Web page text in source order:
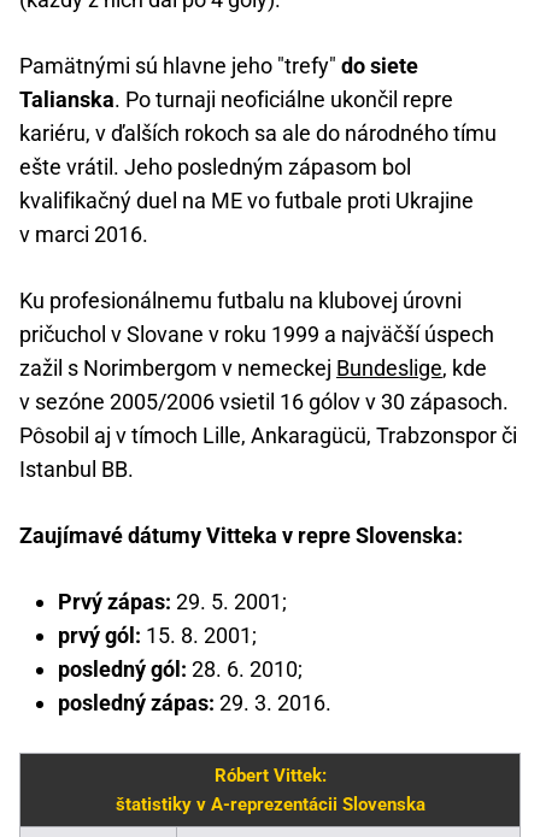
Pamätnými sú hlavne jeho "trefy" do siete
Talianska. Po turnaji neoficiálne ukončil repre
kariéru, v ďalších rokoch sa ale do národného tímu
ešte vrátil. Jeho posledným zápasom bol
kvalifikačný duel na ME vo futbale proti Ukrajine
v marci 2016.
Ku profesionálnemu futbalu na klubovej úrovni
pričuchol v Slovane v roku 1999 a najväčší úspech
zažil s Norimbergom v nemeckej Bundeslige, kde
v sezóne 2005/2006 vsietil 16 gólov v 30 zápasoch.
Pôsobil aj v tímoch Lille, Ankaragücü, Trabzonspor či
Istanbul BB.
Zaujímavé dátumy Vitteka v repre Slovenska:
Prvý zápas: 29. 5. 2001;
prvý gól: 15. 8. 2001;
posledný gól: 28. 6. 2010;
posledný zápas: 29. 3. 2016.
Róbert Vittek:
štatistiky v A-reprezentácii Slovenska